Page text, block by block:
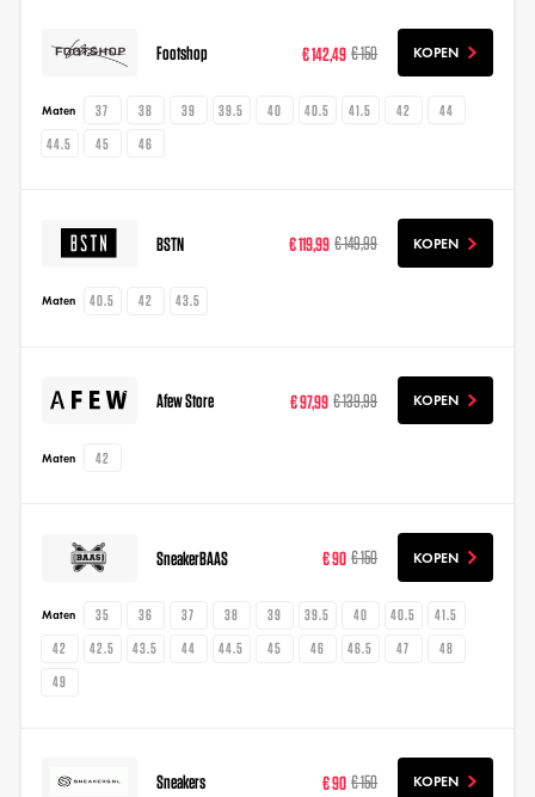
Footshop € 142,49 € 150 KOPEN
Maten 37 38 39 39.5 40 40.5 41.5 42
44
44.5
45 46
BSTN € 119,99 € 149,99 KOPEN
Maten 40.5 42 43.5
Afew Store € 97,99 € 139,99 KOPEN
Maten 42
SneakerBAAS € 90 € 150 KOPEN
Maten 35 36 37 38 39 39.5 40 40.5
41.5
42
42.5 43.5 44 44.5 45 46 46.5 47
48
49
Sneakers € 90 € 150 KOPEN